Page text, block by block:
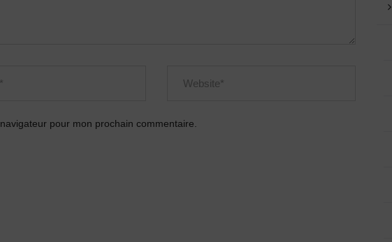
pour mon prochain commentaire.